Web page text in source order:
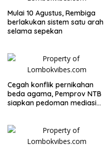
Mulai 10 Agustus, Rembiga
berlakukan sistem satu arah
selama sepekan
Cegah konflik pernikahan
beda agama, Pemprov NTB
siapkan pedoman mediasi